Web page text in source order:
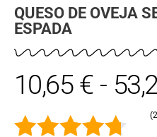
QUESO DE OVEJA
ESPADA
10,65 € -
(